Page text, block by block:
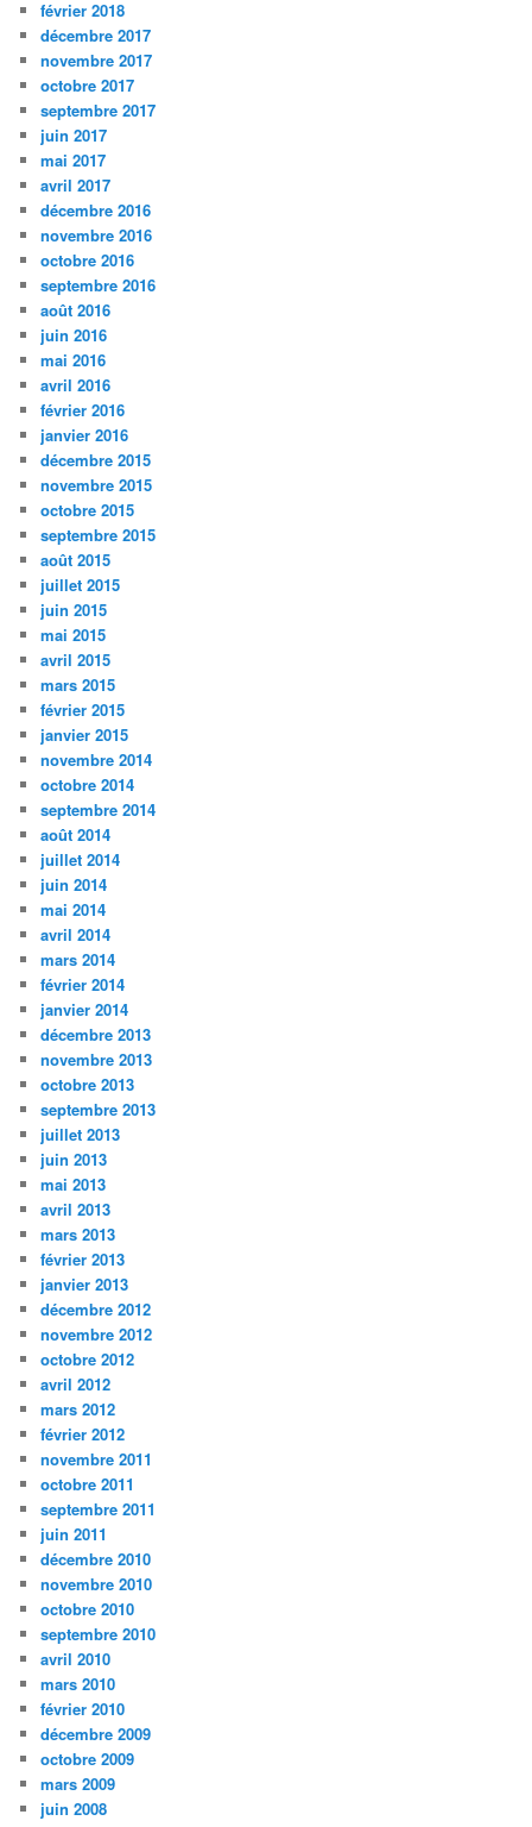
février 2018
décembre 2017
novembre 2017
octobre 2017
septembre 2017
juin 2017
mai 2017
avril 2017
décembre 2016
novembre 2016
octobre 2016
septembre 2016
août 2016
juin 2016
mai 2016
avril 2016
février 2016
janvier 2016
décembre 2015
novembre 2015
octobre 2015
septembre 2015
août 2015
juillet 2015
juin 2015
mai 2015
avril 2015
mars 2015
février 2015
janvier 2015
novembre 2014
octobre 2014
septembre 2014
août 2014
juillet 2014
juin 2014
mai 2014
avril 2014
mars 2014
février 2014
janvier 2014
décembre 2013
novembre 2013
octobre 2013
septembre 2013
juillet 2013
juin 2013
mai 2013
avril 2013
mars 2013
février 2013
janvier 2013
décembre 2012
novembre 2012
octobre 2012
avril 2012
mars 2012
février 2012
novembre 2011
octobre 2011
septembre 2011
juin 2011
décembre 2010
novembre 2010
octobre 2010
septembre 2010
avril 2010
mars 2010
février 2010
décembre 2009
octobre 2009
mars 2009
juin 2008